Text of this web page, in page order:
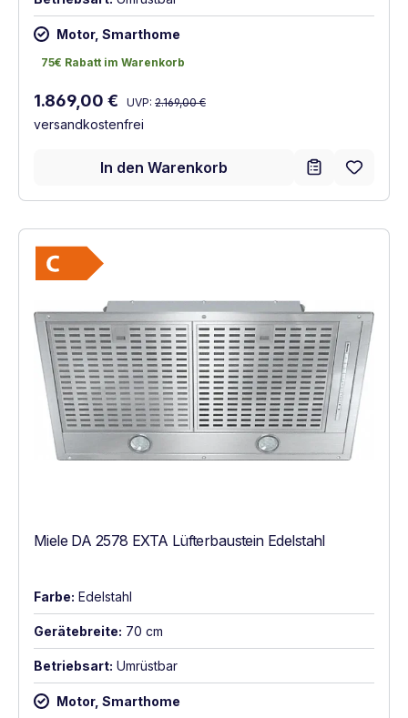
Motor, Smarthome
75€ Rabatt im Warenkorb
75€ Rabatt im Warenkorb
Verkaufspreis:
1.869,00 € Regulärer Preis:
UVP: 2.169,00 €
versandkostenfrei
In den Warenkorb
Miele DA 2578 EXTA Lüfterbaustein Edelstahl
Farbe: Edelstahl
Gerätebreite: 70 cm
Betriebsart: Umrüstbar
Motor, Smarthome